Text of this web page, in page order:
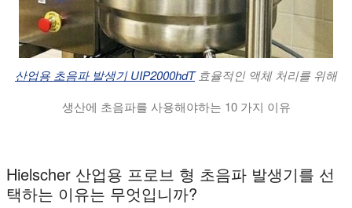
산업용 초음파 발생기 UIP2000hdT효율적인 액체 처리를 위해
생산에 초음파를 사용해야하는 10 가지 이유
Hielscher 산업용 프로브 형 초음파 발생기를 선
택하는 이유는 무엇입니까?